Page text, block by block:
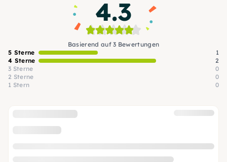
4.3
Basierend auf 3 Bewertungen
5 Sterne
1
4 Sterne
2
3 Sterne
0
2 Sterne
0
1 Stern
0